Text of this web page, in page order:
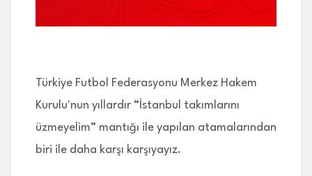
İLETİŞİM
Türkiye Futbol Federasyonu Merkez Hakem
Kurulu'nun yıllardır “İstanbul takımlarını
üzmeyelim” mantığı ile yapılan atamalarından
biri ile daha karşı karşıyayız.